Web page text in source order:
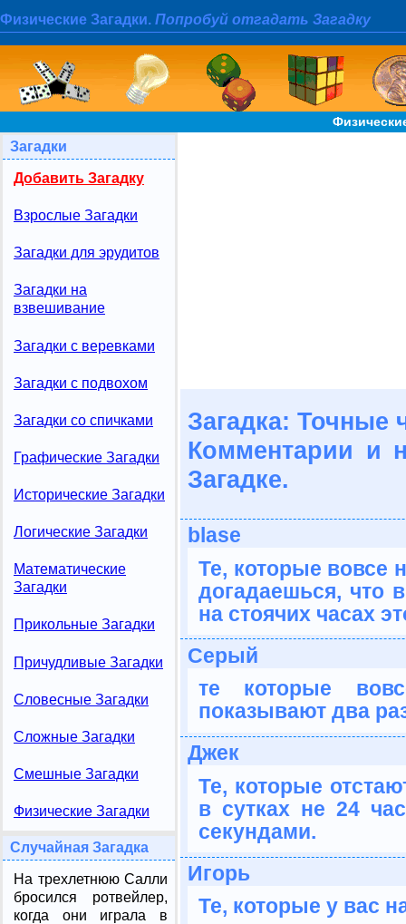
Физические Загадки. Попробуй отгадать Загадку
Загадки
Добавить Загадку
Взрослые Загадки
Загадки для эрудитов
Загадки на
взвешивание
Загадки с веревками
Загадки с подвохом
Загадки со спичками
Графические Загадки
Исторические Загадки
Логические Загадки
Математические
Загадки
Прикольные Загадки
Причудливые Загадки
Словесные Загадки
Сложные Загадки
Смешные Загадки
Физические Загадки
Случайная Загадка
На трехлетнюю Салли
бросился ротвейлер,
когда они играла в
Загадка: Точные
Комментарии и
Загадке.
blase
Те, которые вовсе
догадаешься, что
на стоячих часах
Серый
те которые
показывают два
Джек
Те, которые
в сутках не 24
секундами.
Игорь
Те, которые у вас